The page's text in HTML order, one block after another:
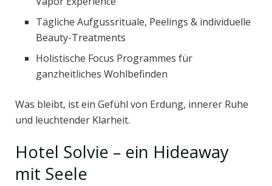
Tägliche Aufgussrituale, Peelings & individuelle
Beauty-Treatments
Holistische Focus Programmes für
ganzheitliches Wohlbefinden
Was bleibt, ist ein Gefühl von Erdung, innerer Ruhe
und leuchtender Klarheit.
Hotel Solvie – ein Hideaway
mit Seele